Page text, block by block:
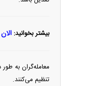
بیشتر بخوانید:
معامله‌گران به
تنظیم می‌کنند.